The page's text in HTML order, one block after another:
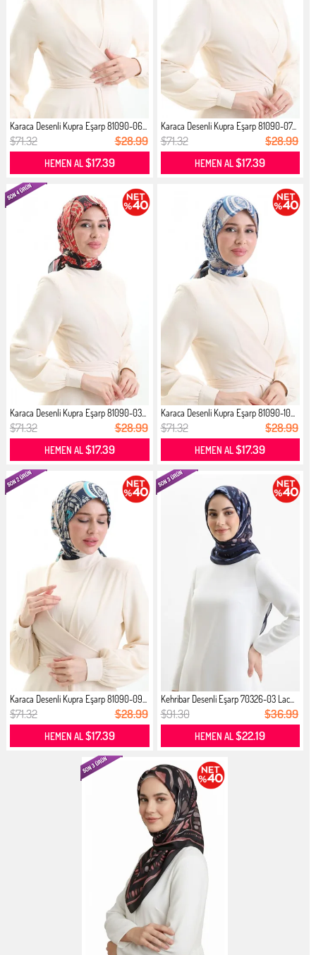
Karaca Desenli Kupra Eşarp 81090-06...
$71.32 $28.99
HEMEN AL$17.39
Karaca Desenli Kupra Eşarp 81090-07...
$71.32 $28.99
HEMEN AL$17.39
Karaca Desenli Kupra Eşarp 81090-03...
$71.32 $28.99
HEMEN AL$17.39
Karaca Desenli Kupra Eşarp 81090-10...
$71.32 $28.99
HEMEN AL$17.39
Karaca Desenli Kupra Eşarp 81090-09...
$71.32 $28.99
HEMEN AL$17.39
Kehribar Desenli Eşarp 70326-03 Lac...
$91.30 $36.99
HEMEN AL$22.19